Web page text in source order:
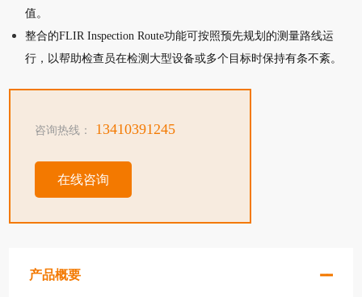
值。
整合的FLIR Inspection Route功能可按照预先规划的测量路线运
行，以帮助检查员在检测大型设备或多个目标时保持有条不紊。
咨询热线： 13410391245
在线咨询
产品概要